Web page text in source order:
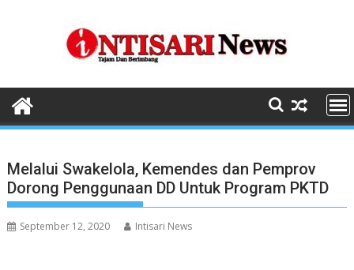
Melalui Swakelola, Kemendes dan Pemprov
Dorong Penggunaan DD Untuk Program PKTD
September 12, 2020 Intisari News